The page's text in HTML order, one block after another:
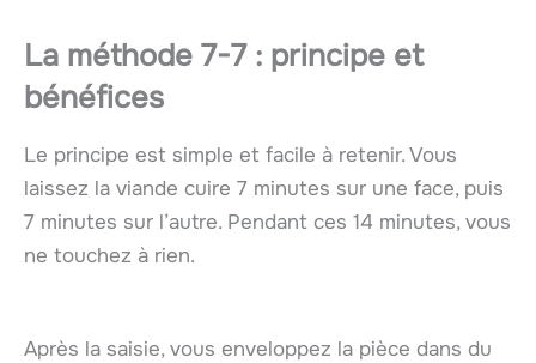
La méthode 7-7: principe et
bénéfices
Le principe est simple et facile à retenir. Vous
laissez la viande cuire 7 minutes sur une face, puis
7 minutes sur l’autre. Pendant ces 14 minutes, vous
ne touchez à rien.
Après la saisie, vous enveloppez la pièce dans du